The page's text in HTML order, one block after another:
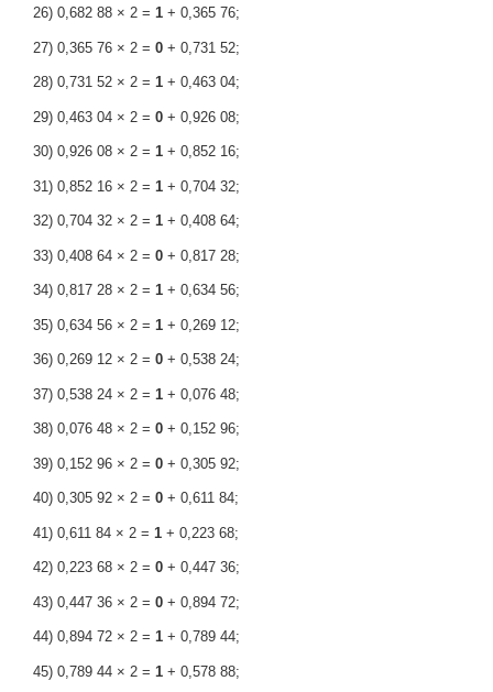
26) 0,682 88 × 2 = 1+ 0,365 76;
27) 0,365 76 × 2 = 0+ 0,731 52;
28) 0,731 52 × 2 = 1+ 0,463 04;
29) 0,463 04 × 2 = 0+ 0,926 08;
30) 0,926 08 × 2 = 1+ 0,852 16;
31) 0,852 16 × 2 = 1+ 0,704 32;
32) 0,704 32 × 2 = 1+ 0,408 64;
33) 0,408 64 × 2 = 0+ 0,817 28;
34) 0,817 28 × 2 = 1+ 0,634 56;
35) 0,634 56 × 2 = 1+ 0,269 12;
36) 0,269 12 × 2 = 0+ 0,538 24;
37) 0,538 24 × 2 = 1+ 0,076 48;
38) 0,076 48 × 2 = 0+ 0,152 96;
39) 0,152 96 × 2 = 0+ 0,305 92;
40) 0,305 92 × 2 = 0+ 0,611 84;
41) 0,611 84 × 2 = 1+ 0,223 68;
42) 0,223 68 × 2 = 0+ 0,447 36;
43) 0,447 36 × 2 = 0+ 0,894 72;
44) 0,894 72 × 2 = 1+ 0,789 44;
45) 0,789 44 × 2 = 1+ 0,578 88;